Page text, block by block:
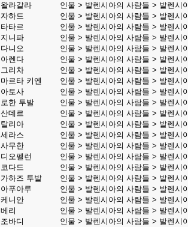
왈라갈라
인물 > 발렌시아의 사람들 > 발렌시
자하드
인물 > 발렌시아의 사람들 > 발렌시
타타르
인물 > 발렌시아의 사람들 > 발렌시
지니파
인물 > 발렌시아의 사람들 > 발렌시
다니오
인물 > 발렌시아의 사람들 > 발렌시
아렌다
인물 > 발렌시아의 사람들 > 발렌시
그리차
인물 > 발렌시아의 사람들 > 발렌시
마르타 키옌
인물 > 발렌시아의 사람들 > 발렌시
아토사
인물 > 발렌시아의 사람들 > 발렌시
로한 투발
인물 > 발렌시아의 사람들 > 발렌시
산데르
인물 > 발렌시아의 사람들 > 발렌시
탈리아
인물 > 발렌시아의 사람들 > 발렌시
세라스
인물 > 발렌시아의 사람들 > 발렌시
사무한
인물 > 발렌시아의 사람들 > 발렌시
디오펠런
인물 > 발렌시아의 사람들 > 발렌시
코다드
인물 > 발렌시아의 사람들 > 발렌시
가하즈 투발
인물 > 발렌시아의 사람들 > 발렌시
아푸아루
인물 > 발렌시아의 사람들 > 발렌시
케니안
인물 > 발렌시아의 사람들 > 발렌시
베리
인물 > 발렌시아의 사람들 > 발렌시
조바디
인물 > 발렌시아의 사람들 > 발렌시